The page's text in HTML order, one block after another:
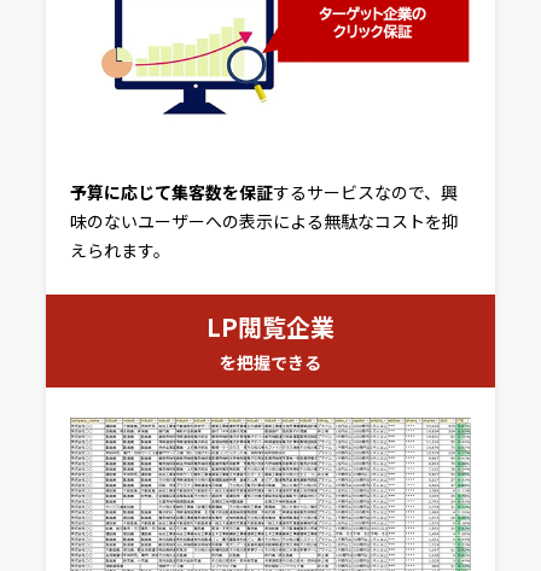
予算に応じて集客数を保証するサービスなので、興
味のないユーザーへの表示による無駄なコストを抑
えられます。
LP閲覧企業
を把握できる